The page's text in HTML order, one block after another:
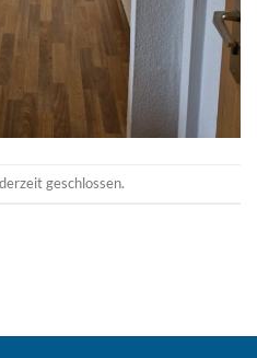
geschlossen.